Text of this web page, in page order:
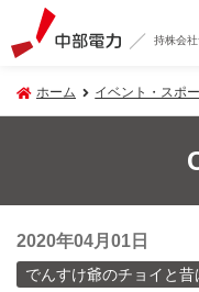
持株会社
ホーム イベント・スポ
2020年04月01日
でんすけ爺のチョイと昔